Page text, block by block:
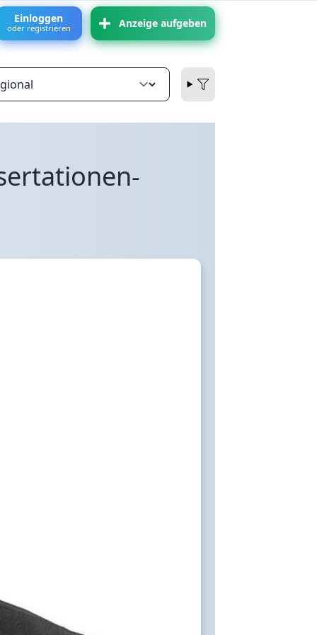
Einloggen
oder registrieren Anzeige aufgeben